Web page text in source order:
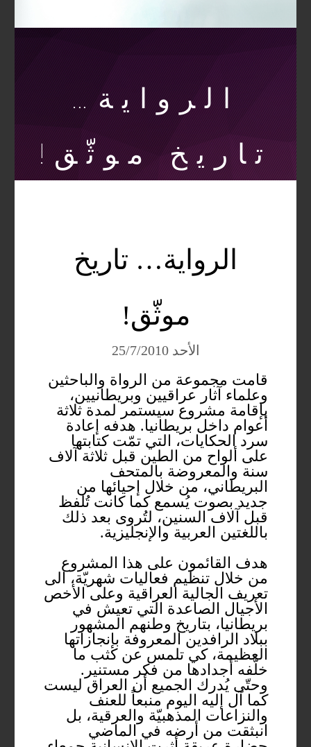
الرواية…
تاريخ موثّق!
الرواية… تاريخ
موثّق!
الأحد 25/7/2010
قامت مجموعة من الرواة والباحثين
وعلماء آثار عراقيين وبريطانيين،
بإقامة مشروع سيستمر لمدة ثلاثة
أعوام داخل بريطانيا. هدفه إعادة
سرد الحكايات، التي تمّت كتابتها
على ألواح من الطين قبل ثلاثة آلاف
سنة والمعروضة بالمتحف
البريطاني، من خلال إحيائها من
جديد بصوت يُسمع كما كانت تُلفظ
قبل آلاف السنين، لتُروى بعد ذلك
باللغتين العربية والإنجليزية.
هدف القائمون على هذا المشروع
من خلال تنظيم فعاليات شهريّة، الى
تعريف الجالية العراقية وعلى الأخص
الأجيال الصاعدة التي تعيش في
بريطانيا، بتاريخ وطنهم المشهور
ببلاد الرافدين المعروفة بإنجازاتها
العظيمة، كي تلمس عن كثب ما
خلّفه أجدادها من فكر مستنير.
وحتّى يُدرك الجميع أن العراق ليست
كما آل إليه اليوم منبعاً للعنف
والنزاعات المذهبيّة والعرقية، بل
انبثقت من أرضه في الماضي